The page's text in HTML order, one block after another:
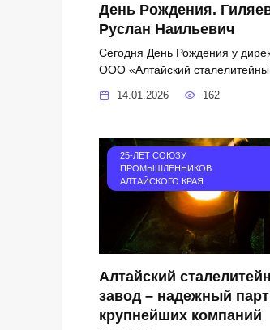
День Рождения.
Руслан Наильевич
Сегодня День Рождения у
ООО «Алтайский
14.01.2026 162
25-ЛЕТ СОЮЗУ
ПРОМЫШЛЕННИКОВ
АЛТАЙСКОГО КРАЯ
Алтайский
завод – надежный
крупнейших компаний